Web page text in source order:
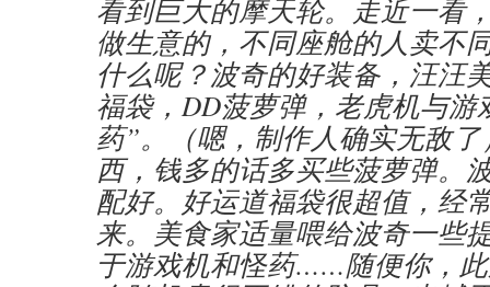
看到巨大的摩天轮。走近一看
做生意的，不同座舱的人卖不
什么呢？波奇的好装备，汪汪
福袋，DD菠萝弹，老虎机与游
药”。（嗯，制作人确实无敌
西，钱多的话多买些菠萝弹。
配好。好运道福袋很超值，经
来。美食家适量喂给波奇一些
于游戏机和怪药……随便你，